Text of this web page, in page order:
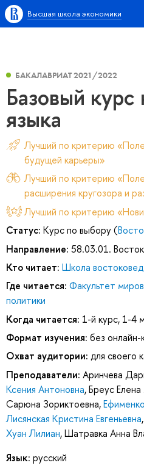
Высшая школа экономики
БАКАЛАВРИАТ 2021/2022
Базовый курс
языка
Лучший по критерию
будущей карьеры»
Лучший по критерию
расширения кругозора и
Лучший по критерию
Статус: Курс по выбору (
Направление: 58.03.01.
Кто читает: Школа
Где читается: Факультет
политики
Когда читается: 1-й курс, 1-4
Формат изучения: без онлайн-
Охват аудитории: для своего
Преподаватели: Аринчева
Ксения Антоновна,Бреус
Сарюна Зориктоевна,
Лисянская Кристина Евгеньевна,
Хуан Лилиан,Шатравка Анна
Язык: русский